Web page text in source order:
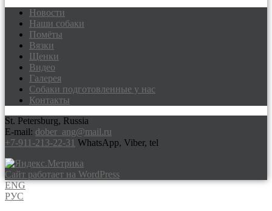
Доберманы питомник Via Felicium,
щенки добермана
Новости
Наши собаки
Помёты
Вязки
Щенки
Видео
Галерея
Собаки подготовленные у нас
Контакты
St. Petersburg, Russia
E-mail: dober_ang@mail.ru
+7-911-213-22-31 WhatsApp, Viber, tel
Сайт работает на WordPress
ENG
РУС